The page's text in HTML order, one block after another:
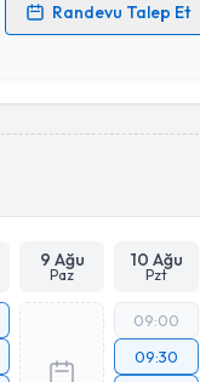
Randevu Talep Et
işlenmesine ilişkin
9 Ağu
Paz
10 Ağu
Pzt
09:00
09:30